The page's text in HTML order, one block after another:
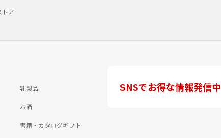
トア
乳製品
お酒
書籍・カタログギフト
SNSでお得な情報発信中